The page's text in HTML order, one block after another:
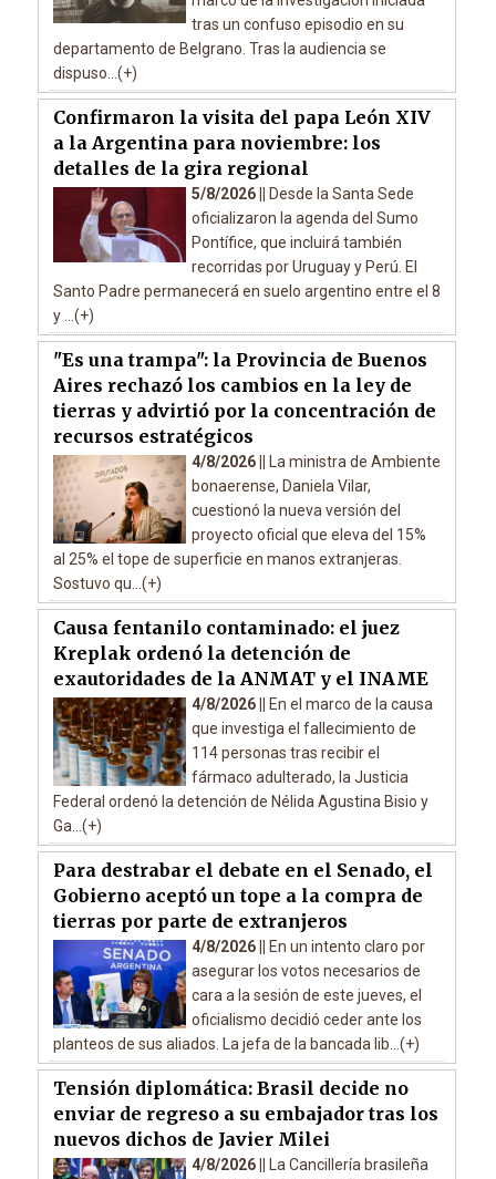
tras un confuso episodio en su
departamento de Belgrano. Tras la audiencia se
dispuso...(+)
Confirmaron la visita del papa León XIV
a la Argentina para noviembre: los
detalles de la gira regional
5/8/2026 ||
Desde la Santa Sede
oficializaron la agenda del Sumo
Pontífice, que incluirá también
recorridas por Uruguay y Perú. El
Santo Padre permanecerá en suelo argentino entre el 8
y ...(+)
"Es una trampa": la Provincia de Buenos
Aires rechazó los cambios en la ley de
tierras y advirtió por la concentración de
recursos estratégicos
4/8/2026 ||
La ministra de Ambiente
bonaerense, Daniela Vilar,
cuestionó la nueva versión del
proyecto oficial que eleva del 15%
al 25% el tope de superficie en manos extranjeras.
Sostuvo qu...(+)
Causa fentanilo contaminado: el juez
Kreplak ordenó la detención de
exautoridades de la ANMAT y el INAME
4/8/2026 ||
En el marco de la causa
que investiga el fallecimiento de
114 personas tras recibir el
fármaco adulterado, la Justicia
Federal ordenó la detención de Nélida Agustina Bisio y
Ga...(+)
Para destrabar el debate en el Senado, el
Gobierno aceptó un tope a la compra de
tierras por parte de extranjeros
4/8/2026 ||
En un intento claro por
asegurar los votos necesarios de
cara a la sesión de este jueves, el
oficialismo decidió ceder ante los
planteos de sus aliados. La jefa de la bancada lib...(+)
Tensión diplomática: Brasil decide no
enviar de regreso a su embajador tras los
nuevos dichos de Javier Milei
4/8/2026 ||
La Cancillería brasileña